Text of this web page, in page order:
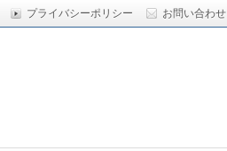
お問い合わせ
プライバシーポリシー